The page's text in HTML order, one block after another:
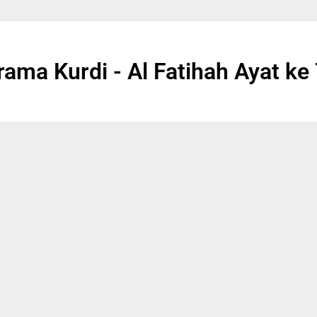
Kurdi - Al Fatihah Ayat ke